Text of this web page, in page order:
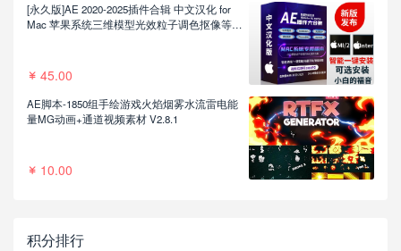
[永久版]AE 2020-2025插件合辑 中文汉化 for
Mac 苹果系统三维模型光效粒子调色抠像等插
45.00
AE脚本-1850组手绘游戏火焰烟雾水流雷电能
量MG动画+通道视频素材 V2.8.1
10.00
积分排行